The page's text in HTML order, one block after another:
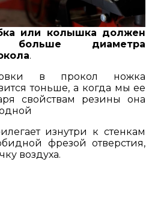
или колышка должен
диаметра
.
в прокол ножка
тоньше, а когда мы ее
свойствам резины она
изнутри к стенкам
фрезой отверстия,
воздуха.